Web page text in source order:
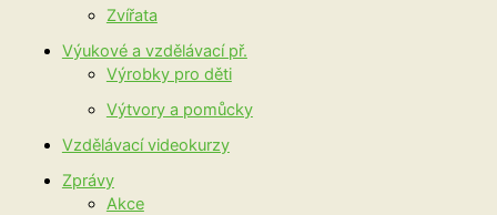
Zvířata
Výukové a vzdělávací př.
Výrobky pro děti
Výtvory a pomůcky
Vzdělávací videokurzy
Zprávy
Akce